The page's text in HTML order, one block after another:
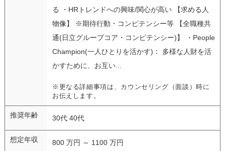
る ・HRトレンドへの興味/関心が高い 【求める人
物像】 ※期待行動・コンピテンシー等 【全職種共
通(日立グループコア・コンピテンシー)】 ・People
Champion(一人ひとりを活かす)： 多様な人財を活
かすために、お互い...
※更なる詳細事項は、カウンセリング（面談）時に
お伝えします。
推奨年齢 30代 40代
想定年収 800 万円 ～ 1100 万円